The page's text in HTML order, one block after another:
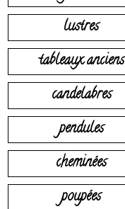
lustres
tableaux anciens
candelabres
pendules
cheminées
poupées